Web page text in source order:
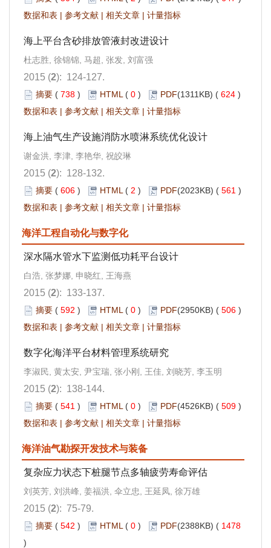
数据和表 | 参考文献 | 相关文章 | 计量指标
海上平台含砂排放管液封改进设计
杜志胜, 徐锦锦, 马超, 张发, 刘富强
2015 (2): 124-127.
摘要 ( 738 ) HTML ( 0 ) PDF(1311KB) ( 624 )
数据和表 | 参考文献 | 相关文章 | 计量指标
海上油气生产设施消防水喷淋系统优化设计
谢金洪, 李津, 李艳华, 祝皎琳
2015 (2): 128-132.
摘要 ( 606 ) HTML ( 2 ) PDF(2023KB) ( 561 )
数据和表 | 参考文献 | 相关文章 | 计量指标
海洋工程自动化与数字化
深水隔水管水下监测低功耗平台设计
白浩, 张梦娜, 申晓红, 王海燕
2015 (2): 133-137.
摘要 ( 592 ) HTML ( 0 ) PDF(2950KB) ( 506 )
数据和表 | 参考文献 | 相关文章 | 计量指标
数字化海洋平台材料管理系统研究
李淑民, 黄太安, 尹宝瑞, 张小刚, 王佳, 刘晓芳, 李玉明
2015 (2): 138-144.
摘要 ( 541 ) HTML ( 0 ) PDF(4526KB) ( 509 )
数据和表 | 参考文献 | 相关文章 | 计量指标
海洋油气勘探开发技术与装备
复杂应力状态下桩腿节点多轴疲劳寿命评估
刘英芳, 刘洪峰, 姜福洪, 伞立忠, 王延凤, 徐万雄
2015 (2): 75-79.
摘要 ( 542 ) HTML ( 0 ) PDF(2388KB) ( 1478
)